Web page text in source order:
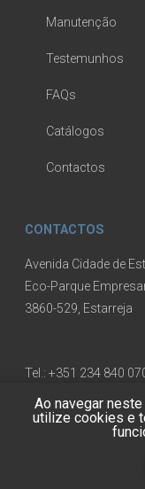
Manutenção
Testemunhos
FAQs
Catálogos
Contactos
CONTACTOS
Avenida Cidade de
Eco-Parque
3860-529, Estarreja
Tel.: +351 234 840
(Chamada para a
Ao navegar
utilize cookies e